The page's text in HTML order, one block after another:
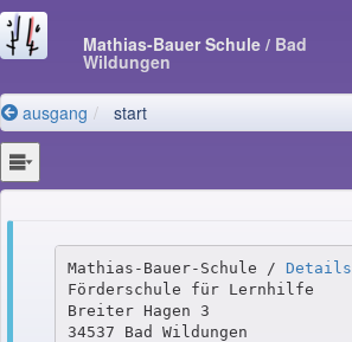
Mathias-Bauer Schule / Bad
Wildungen
ausgang start
Mathias-Bauer-Schule / Details
Förderschule für Lernhilfe
Breiter Hagen 3
34537 Bad Wildungen